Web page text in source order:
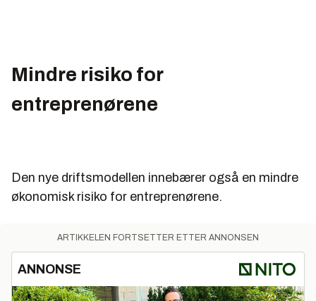
Mindre risiko for
entreprenørene
Den nye driftsmodellen innebærer også en mindre
økonomisk risiko for entreprenørene.
ARTIKKELEN FORTSETTER ETTER ANNONSEN
ANNONSE